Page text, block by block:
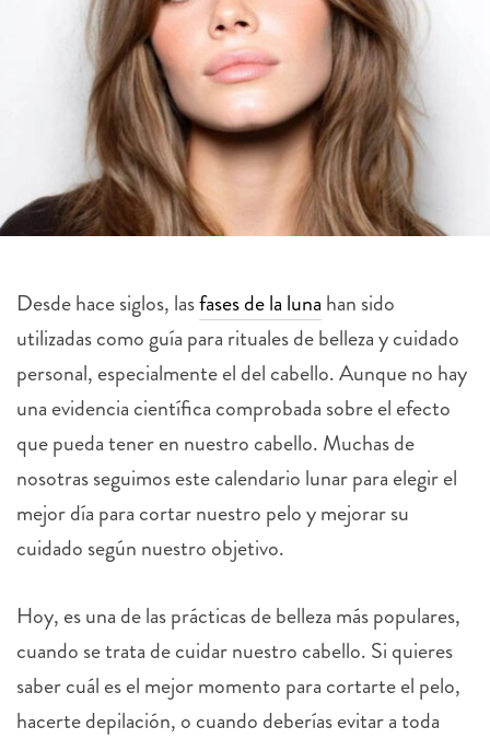
Desde hace siglos, lasfases de la luna han sido
utilizadas como guía para rituales de belleza y cuidado
personal, especialmente el del cabello. Aunque no hay
una evidencia científica comprobada sobre el efecto
que pueda tener en nuestro cabello. Muchas de
nosotras seguimos este calendario lunar para elegir el
mejor día para cortar nuestro pelo y mejorar su
cuidado según nuestro objetivo.
Hoy, es una de las prácticas de belleza más populares,
cuando se trata de cuidar nuestro cabello. Si quieres
saber cuál es el mejor momento para cortarte el pelo,
hacerte depilación, o cuando deberías evitar a toda